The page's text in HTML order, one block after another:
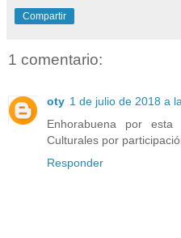
Compartir
1 comentario:
oty 1 de julio de 2018 a
Enhorabuena por
Culturales por
Responder